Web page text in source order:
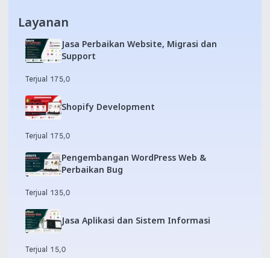
Layanan
Jasa Perbaikan Website, Migrasi dan
Support
Terjual 175,0
Shopify Development
Terjual 175,0
Pengembangan WordPress Web &
Perbaikan Bug
Terjual 135,0
Jasa Aplikasi dan Sistem Informasi
Terjual 1 5,0